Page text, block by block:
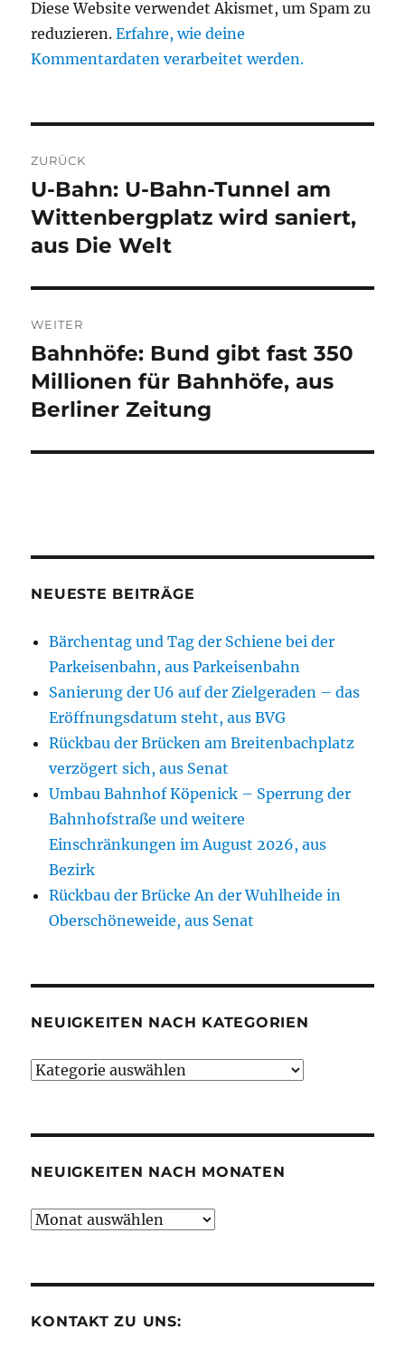
Diese Website verwendet Akismet, um Spam zu
reduzieren.Erfahre, wie deine
Kommentardaten verarbeitet werden.
ZURÜCK
Vorheriger
Beitrag:
U-Bahn: U-Bahn-Tunnel am
Wittenbergplatz wird saniert,
aus Die Welt
WEITER
Nächster
Beitrag:
Bahnhöfe: Bund gibt fast 350
Millionen für Bahnhöfe, aus
Berliner Zeitung
NEUESTE BEITRÄGE
Bärchentag und Tag der Schiene bei der
Parkeisenbahn, aus Parkeisenbahn
Sanierung der U6 auf der Zielgeraden – das
Eröffnungsdatum steht, aus BVG
Rückbau der Brücken am Breitenbachplatz
verzögert sich, aus Senat
Umbau Bahnhof Köpenick – Sperrung der
Bahnhofstraße und weitere
Einschränkungen im August 2026, aus
Bezirk
Rückbau der Brücke An der Wuhlheide in
Oberschöneweide, aus Senat
NEUIGKEITEN NACH KATEGORIEN
Neuigkeiten
NEUIGKEITEN NACH MONATEN
Neuigkeiten
KONTAKT ZU UNS: